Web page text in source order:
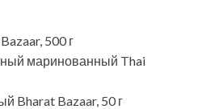
500 г
маринованный Thai
Bharat Bazaar, 50 г